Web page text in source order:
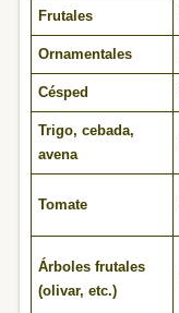
Frutales
Ornamentales
Césped
Trigo, cebada,
avena
Tomate
Árboles frutales
(olivar, etc.)